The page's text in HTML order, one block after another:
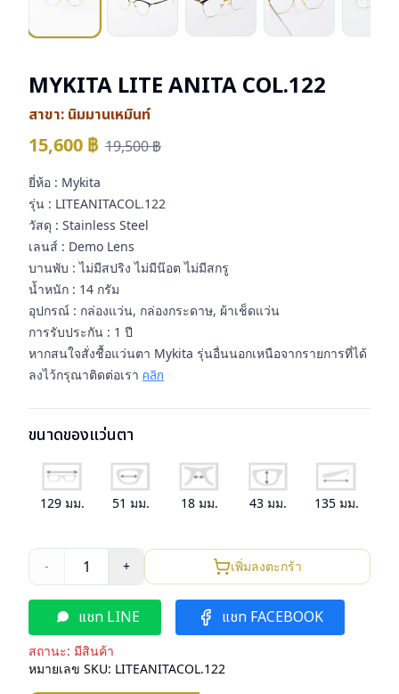
MYKITA LITE ANITA COL.122
สาขา: นิมมานเหมินท์
15,600 ฿ 19,500฿
ยี่ห้อ : Mykita
รุ่น : LITEANITACOL.122
วัสดุ : Stainless Steel
เลนส์ : Demo Lens
บานพับ : ไม่มีสปริง ไม่มีน๊อต ไม่มีสกรู
น้ำหนัก : 14 กรัม
อุปกรณ์ : กล่องแว่น, กล่องกระดาษ, ผ้าเช็ดแว่น
การรับประกัน : 1 ปี
หากสนใจสั่งชื้อแว่นตา Mykita รุ่นอื่นนอกเหนือจากรายการที่ได้
ลงไว้กรุณาติดต่อเรา คลิก
ขนาดของแว่นตา
129 มม. 51 มม. 18มม. 43มม. 135มม.
- 1 + เพิ่มลงตะกร้า
แชท LINE แชท FACEBOOK
สถานะ: มีสินค้า
หมายเลข SKU: LITEANITACOL.122